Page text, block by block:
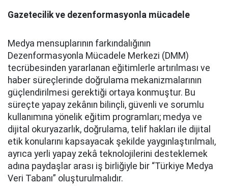
Gazetecilik ve dezenformasyonla mücadele
Medya mensuplarının farkındalığının
Dezenformasyonla Mücadele Merkezi (DMM)
tecrübesinden yararlanan eğitimlerle artırılması ve
haber süreçlerinde doğrulama mekanizmalarının
güçlendirilmesi gerektiği ortaya konmuştur. Bu
süreçte yapay zekânın bilinçli, güvenli ve sorumlu
kullanımına yönelik eğitim programları; medya ve
dijital okuryazarlık, doğrulama, telif hakları ile dijital
etik konularını kapsayacak şekilde yaygınlaştırılmalı,
ayrıca yerli yapay zekâ teknolojilerini desteklemek
adına paydaşlar arası iş birliğiyle bir “Türkiye Medya
Veri Tabanı” oluşturulmalıdır.